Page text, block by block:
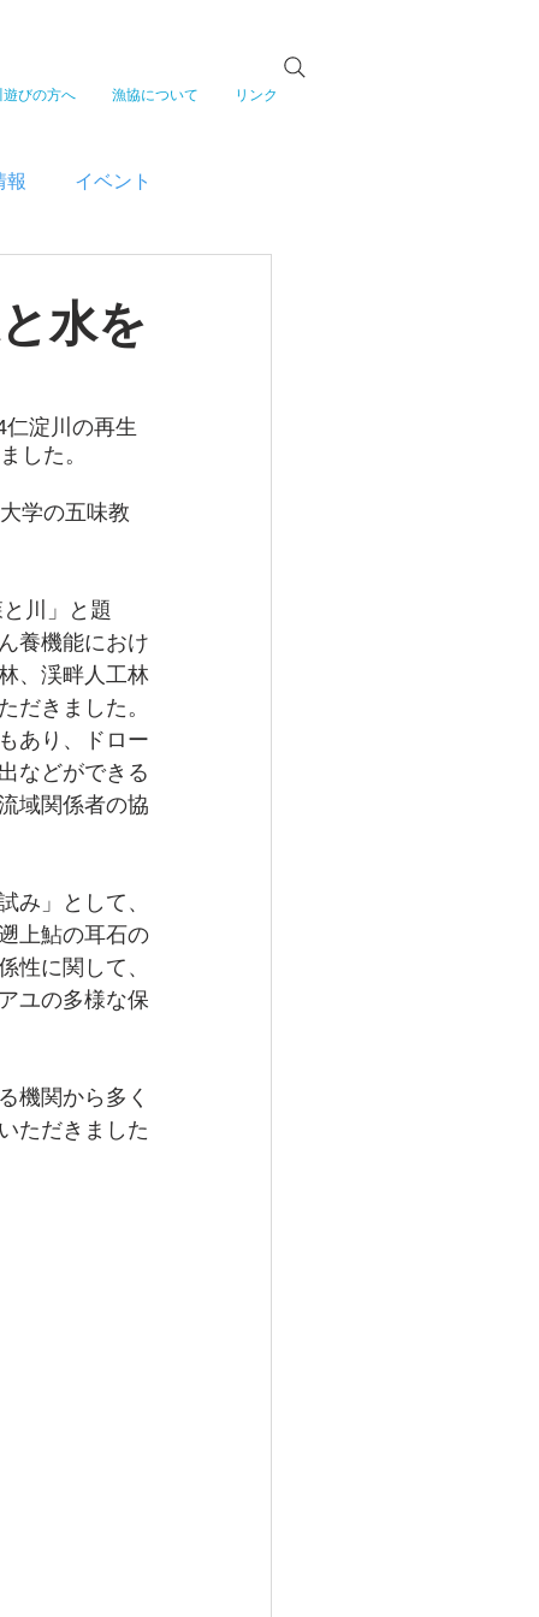
遊びの方へ 漁協について リンク
報 イベント
水を
淀川の再生
した。
学の五味教
川」と題
養機能におけ
、渓畔人工林
だきました。
あり、ドロー
などができる
域関係者の協
」として、
上鮎の耳石の
性に関して、
ユの多様な保
機関から多く
ただきました